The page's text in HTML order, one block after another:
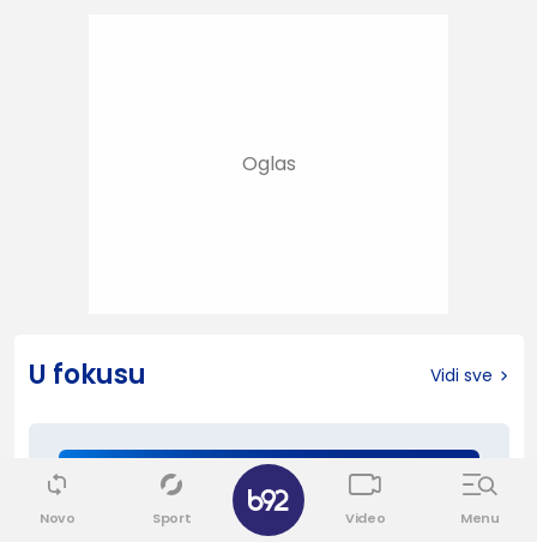
U fokusu Vidi sve
Novo Sport Video Menu